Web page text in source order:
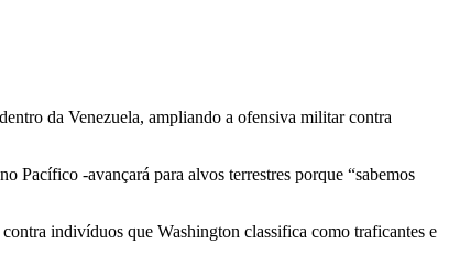
da Venezuela, ampliando a ofensiva militar contra
Pacífico -avançará para alvos terrestres porque “sabemos
indivíduos que Washington classifica como traficantes e